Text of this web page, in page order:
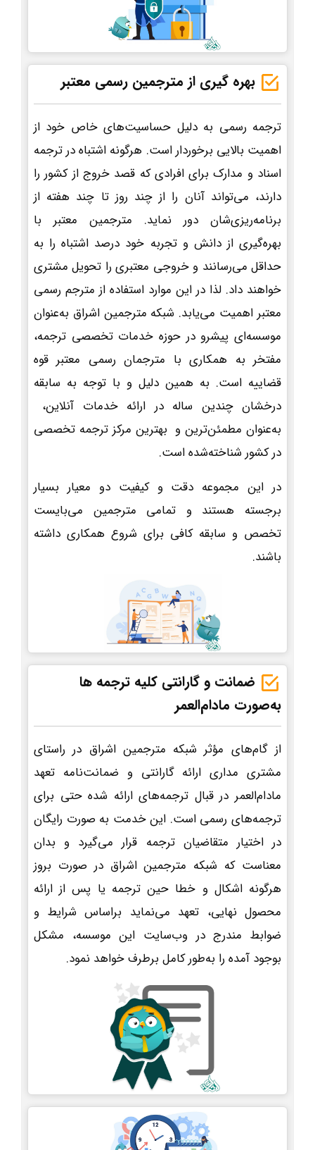
بهره گیری از مترجمین رسمی معتبر
ترجمه رسمی به دلیل حساسیت‌های خاص خود از
اهمیت بالایی برخوردار است. هرگونه اشتباه در ترجمه
اسناد و مدارک برای افرادی که قصد خروج از کشور را
دارند، می‌تواند آنان را از چند روز تا چند هفته از
برنامه‌ریزی‌شان دور نماید. مترجمین معتبر با
بهره‌گیری از دانش و تجربه خود درصد اشتباه را به
حداقل می‌رسانند و خروجی معتبری را تحویل مشتری
خواهند داد. لذا در این موارد استفاده از مترجم رسمی
معتبر اهمیت می‌یابد. شبکه مترجمین اشراق به‌عنوان
موسسه‌ای پیشرو در حوزه خدمات تخصصی ترجمه،
مفتخر به همکاری با مترجمان رسمی معتبر قوه
قضاییه است. به همین دلیل و با توجه به سابقه
درخشان چندین ساله در ارائه خدمات آنلاین،
به‌عنوان مطمئن‌ترین و بهترین مرکز ترجمه تخصصی
در کشور شناخته‌شده است.
در این مجموعه دقت و کیفیت دو معیار بسیار
برجسته هستند و تمامی مترجمین می‌بایست
تخصص و سابقه کافی برای شروع همکاری داشته
باشند.
ضمانت و گارانتی کلیه ترجمه ها
به‌صورت مادام‌العمر
از گام‌های مؤثر شبکه مترجمین اشراق در راستای
مشتری مداری ارائه گارانتی و ضمانت‌نامه تعهد
مادام‌العمر در قبال ترجمه‌های ارائه شده حتی برای
ترجمه‌های رسمی است. این خدمت به صورت رایگان
در اختیار متقاضیان ترجمه قرار می‌گیرد و بدان
معناست که شبکه مترجمین اشراق در صورت بروز
هرگونه اشکال و خطا حین ترجمه یا پس از ارائه
محصول نهایی، تعهد می‌نماید براساس شرایط و
ضوابط مندرج در وب‌سایت این موسسه، مشکل
بوجود آمده را به‌طور کامل برطرف خواهد نمود.